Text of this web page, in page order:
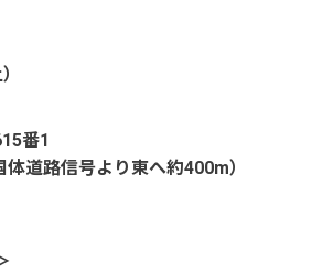
番1
信号より東へ約400m）